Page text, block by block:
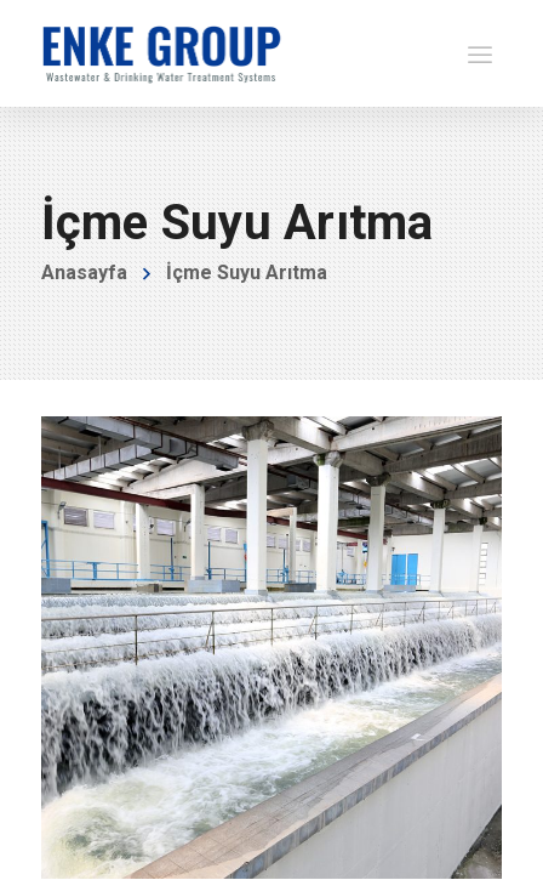
İçme Suyu Arıtma
Anasayfa İçme Suyu Arıtma